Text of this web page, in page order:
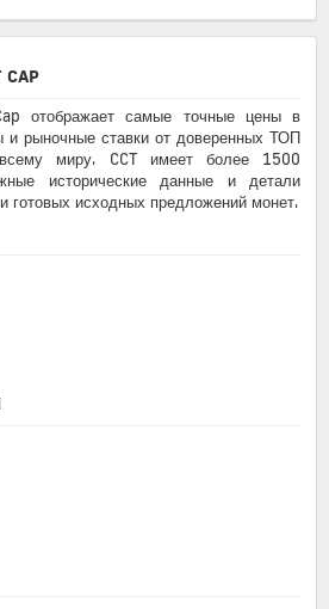
CAP
отображает самые точные цены в
рыночные ставки от доверенных ТОП
всему миру. CCT имеет более 1500
исторические данные и детали
готовых исходных предложений монет.